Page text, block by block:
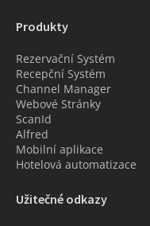
Produkty
Rezervační Systém
Recepční Systém
Channel Manager
Webové Stránky
ScanId
Alfred
Mobilní aplikace
Hotelová automatizace
Užitečné odkazy